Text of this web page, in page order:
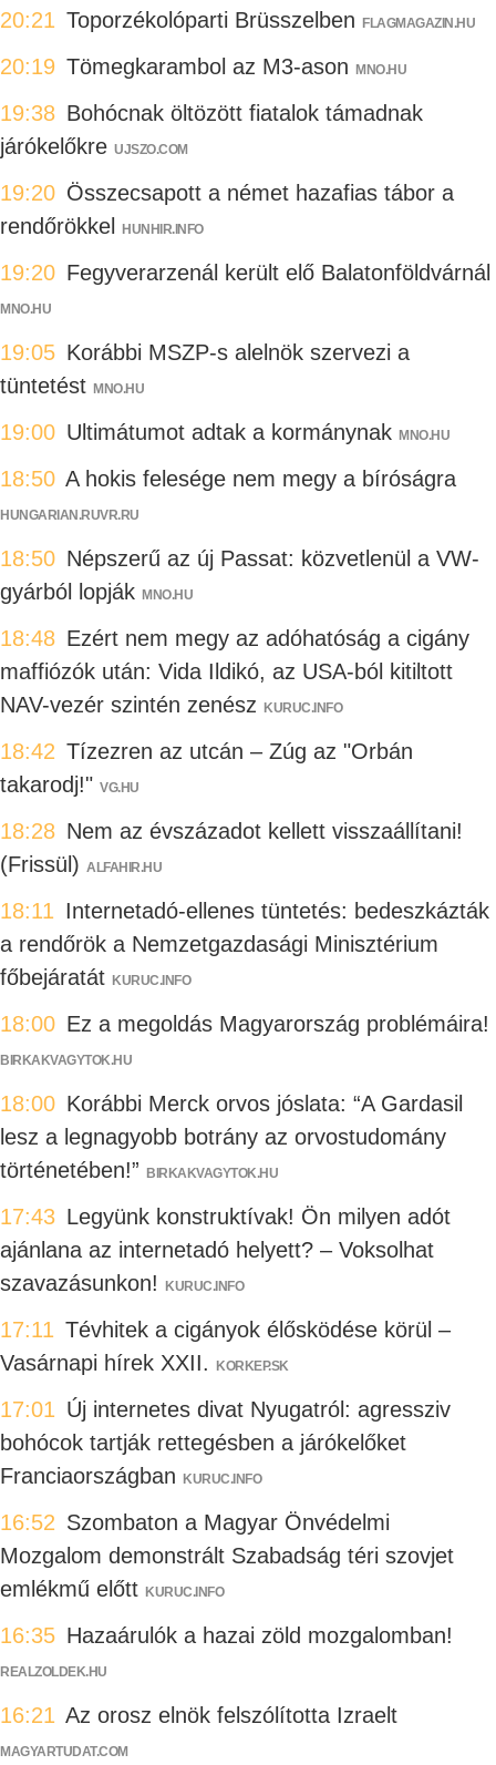
20:21 Toporzékolóparti Brüsszelben FLAGMAGAZIN.HU
20:19 Tömegkarambol az M3-ason MNO.HU
19:38 Bohócnak öltözött fiatalok támadnak
járókelőkre UJSZO.COM
19:20 Összecsapott a német hazafias tábor a
rendőrökkel
HUNHIR.INFO
19:20 Fegyverarzenál került elő Balatonföldvárnál
MNO.HU
19:05 Korábbi MSZP-s alelnök szervezi a
tüntetést MNO.HU
19:00 Ultimátumot adtak a kormánynak MNO.HU
18:50 A hokis felesége nem megy a bíróságra
HUNGARIAN.RUVR.RU
18:50 Népszerű az új Passat: közvetlenül a VW-
gyárból lopják MNO.HU
18:48 Ezért nem megy az adóhatóság a cigány
maffiózók után: Vida Ildikó, az USA-ból kitiltott
NAV-vezér szintén zenész
KURUC.INFO
18:42 Tízezren az utcán – Zúg az "Orbán
takarodj!" VG.HU
18:28 Nem az évszázadot kellett visszaállítani!
(Frissül) ALFAHIR.HU
18:11 Internetadó-ellenes tüntetés: bedeszkázták
a rendőrök a Nemzetgazdasági Minisztérium
főbejáratát KURUC.INFO
18:00 Ez a megoldás Magyarország problémáira!
BIRKAKVAGYTOK.HU
18:00 Korábbi Merck orvos jóslata: “A Gardasil
lesz a legnagyobb botrány az orvostudomány
történetében!”
BIRKAKVAGYTOK.HU
17:43 Legyünk konstruktívak! Ön milyen adót
ajánlana az internetadó helyett? – Voksolhat
szavazásunkon!
KURUC.INFO
17:11 Tévhitek a cigányok élősködése körül –
Vasárnapi hírek XXII.
KORKEP.SK
17:01 Új internetes divat Nyugatról: agressziv
bohócok tartják rettegésben a járókelőket
Franciaországban
KURUC.INFO
16:52 Szombaton a Magyar Önvédelmi
Mozgalom demonstrált Szabadság téri szovjet
emlékmű előtt KURUC.INFO
16:35 Hazaárulók a hazai zöld mozgalomban!
REALZOLDEK.HU
16:21 Az orosz elnök felszólította Izraelt
MAGYARTUDAT.COM